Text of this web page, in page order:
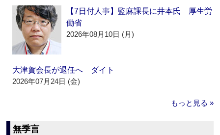
【7日付人事】監麻課長に井本氏 厚生労
働省
2026年08月10日 (月)
大津賀会長が退任へ ダイト
2026年07月24日 (金)
もっと見る »
無季言